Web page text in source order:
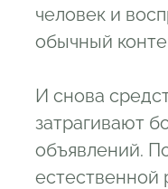
человек и
обычный
И снова
затрагивают
объявлений.
естественной